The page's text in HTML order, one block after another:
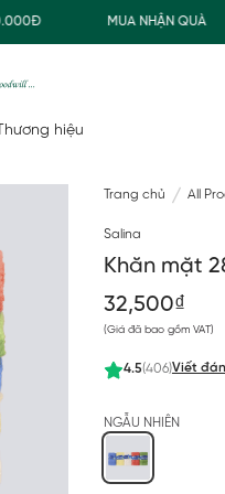
MUA NHẬN QUÀ
Thương hiệu
Trang chủ All
Salina
Khăn mặt
32,500₫
(Giá đã bao gồm VAT)
4.5(406)Viết
NGẪU NHIÊN